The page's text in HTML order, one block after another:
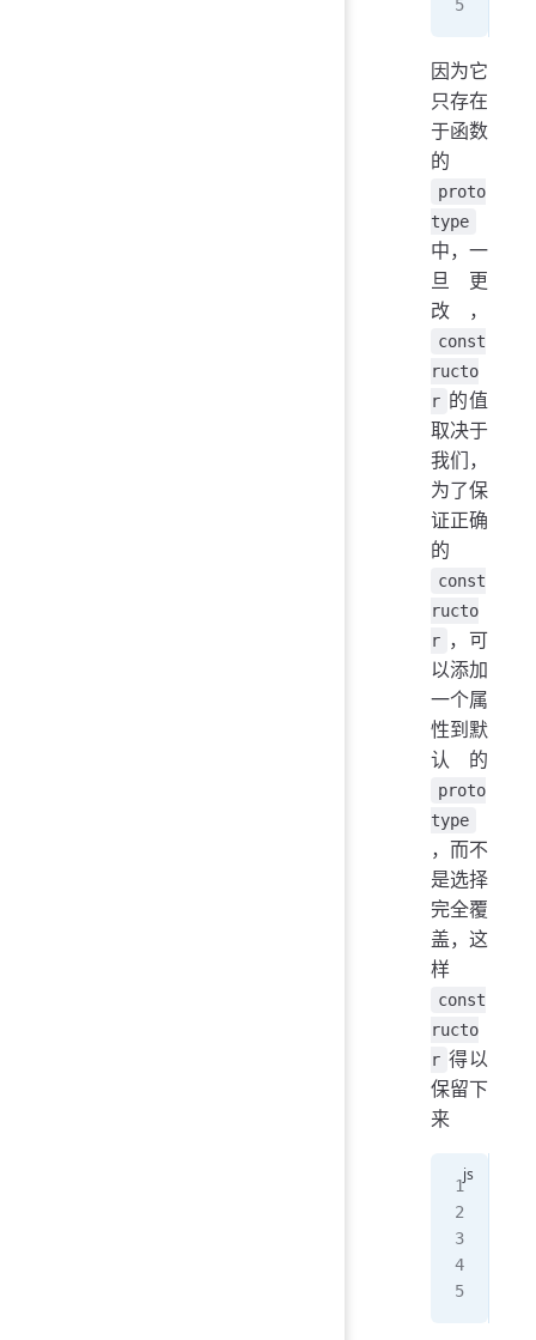
因为它
只存在
于函数
的
proto
type
中，一
旦更
改，
const
ructo
r 的值
取决于
我们，
为了保
证正确
的
const
ructo
r ，可
以添加
一个属
性到默
认的
proto
type
，而不
是选择
完全覆
盖，这
样
const
ructo
r 得以
保留下
来